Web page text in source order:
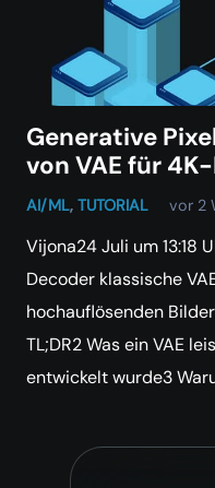
Generative
von VAE für
AI/ML, TUTORIAL vor 2
Vijona24 Juli um 13:18
Decoder klassische
hochauflösenden
TL;DR2 Was ein VAE
entwickelt wurde3